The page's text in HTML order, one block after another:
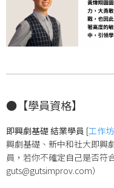
●【學員資格】
即興劇基礎 結業學員 [工作
興劇基礎、新中和社大即興
員，若你不確定自己是否符
guts@gutsimprov.com）